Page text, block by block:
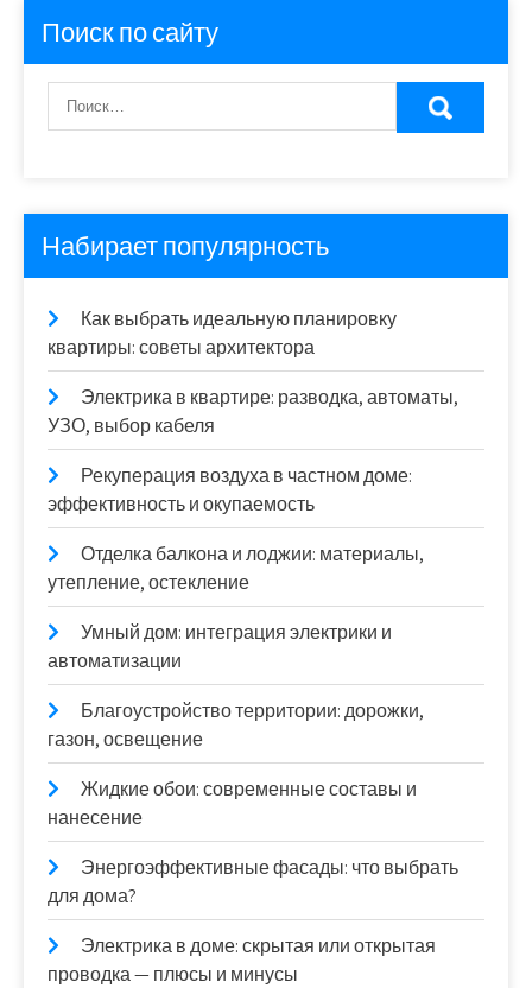
Поиск по сайту
Набирает популярность
Как выбрать идеальную планировку
квартиры: советы архитектора
Электрика в квартире: разводка, автоматы,
УЗО, выбор кабеля
Рекуперация воздуха в частном доме:
эффективность и окупаемость
Отделка балкона и лоджии: материалы,
утепление, остекление
Умный дом: интеграция электрики и
автоматизации
Благоустройство территории: дорожки,
газон, освещение
Жидкие обои: современные составы и
нанесение
Энергоэффективные фасады: что выбрать
для дома?
Электрика в доме: скрытая или открытая
проводка — плюсы и минусы